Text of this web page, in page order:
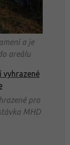
a je
areálu
pro
MHD